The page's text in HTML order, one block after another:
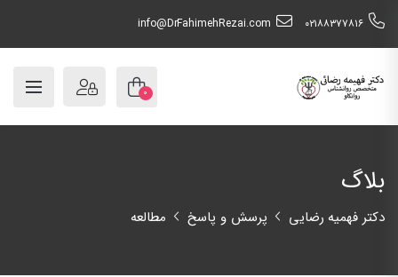
٠٢١٨٨٣٧٧٨١٦ info@DrFahimehRezai.com
۰
بلاگ
دکتر فهمیه رضایی پرسش و پاسخ مطالعه